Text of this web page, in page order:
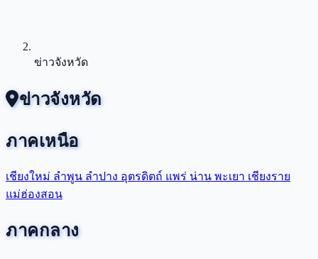
ข่าวจังหวัด
ข่าวจังหวัด
ภาคเหนือ
เชียงใหม่ ลำพูน ลำปาง อุตรดิตถ์ แพร่ น่าน พะเยา เชียงราย
แม่ฮ่องสอน
ภาคกลาง